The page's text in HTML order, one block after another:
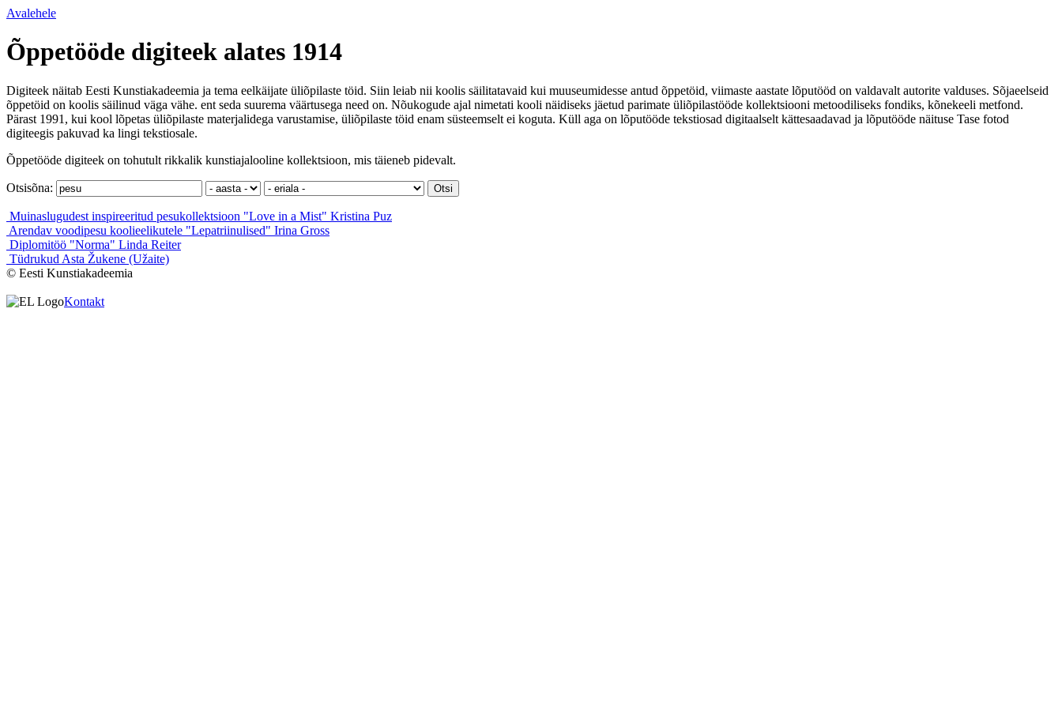
Avalehele
Õppetööde digiteek alates 1914
Digiteek näitab Eesti Kunstiakadeemia ja tema eelkäijate üliõpilaste töid. Siin leiab nii koolis säilitatavaid kui muuseumidesse antud õppetöid, viimaste aastate lõputööd on valdavalt autorite valduses. Sõjaeelseid
õppetöid on koolis säilinud väga vähe. ent seda suurema väärtusega need on. Nõukogude ajal nimetati kooli näidiseks jäetud parimate üliõpilastööde kollektsiooni metoodiliseks fondiks, kõnekeeli metfond.
Pärast 1991, kui kool lõpetas üliõpilaste materjalidega varustamise, üliõpilaste töid enam süsteemselt ei koguta. Küll aga on lõputööde tekstiosad digitaalselt kättesaadavad ja lõputööde näituse Tase fotod
digiteegis pakuvad ka lingi tekstiosale.
Õppetööde digiteek on tohutult rikkalik kunstiajalooline kollektsioon, mis täieneb pidevalt.
Otsisõna:
Muinaslugudest inspireeritud pesukollektsioon "Love in a Mist" Kristina Puz
Arendav voodipesu koolieelikutele "Lepatriinulised" Irina Gross
Diplomitöö "Norma" Linda Reiter
Tüdrukud Asta Žukene (Užaite)
© Eesti Kunstiakadeemia
Kontakt